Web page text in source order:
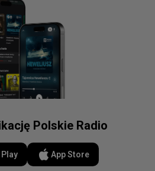
Polskie Radio
App Store